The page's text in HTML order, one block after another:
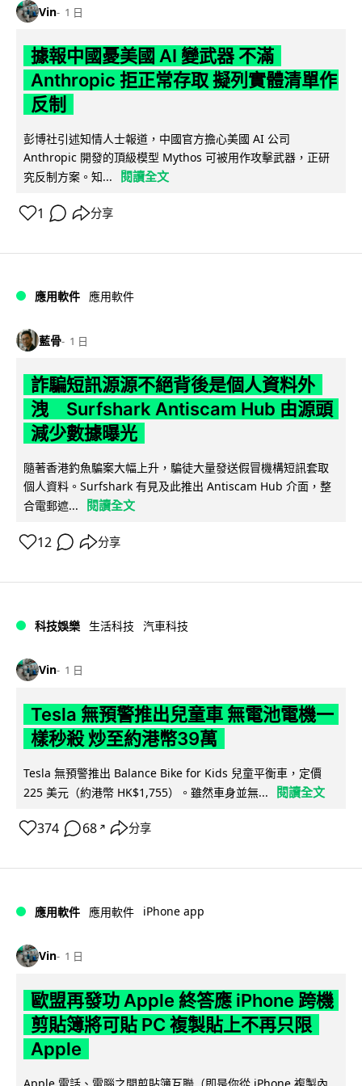
Vin 1 日
據報中國憂美國 AI 變武器 不滿
Anthropic 拒正常存取 擬列實體清單作
反制
彭博社引述知情人士報道，中國官方擔心美國 AI 公司
Anthropic 開發的頂級模型 Mythos 可被用作攻擊武器，正研
究反制方案。知...
閱讀全文
1 分享
應用軟件 應用軟件
藍骨 1 日
詐騙短訊源源不絕背後是個人資料外
洩 Surfshark Antiscam Hub 由源頭
減少數據曝光
隨著香港釣魚騙案大幅上升，騙徒大量發送假冒機構短訊套取
個人資料。Surfshark 有見及此推出 Antiscam Hub 介面，整
合電郵遮...
閱讀全文
12 分享
科技娛樂 生活科技 汽車科技
Vin 1 日
Tesla 無預警推出兒童車 無電池電機一
樣秒殺 炒至約港幣39萬
Tesla 無預警推出 Balance Bike for Kids 兒童平衡車，定價
225 美元（約港幣 HK$1,755）。雖然車身並無...
閱讀全文
374 68 ↗ 分享
應用軟件 應用軟件 iPhone app
Vin 1 日
歐盟再發功 Apple 終答應 iPhone 跨機
剪貼簿將可貼 PC 複製貼上不再只限
Apple
Apple 電話、電腦之間剪貼簿互聯（即是你從 iPhone 複製內